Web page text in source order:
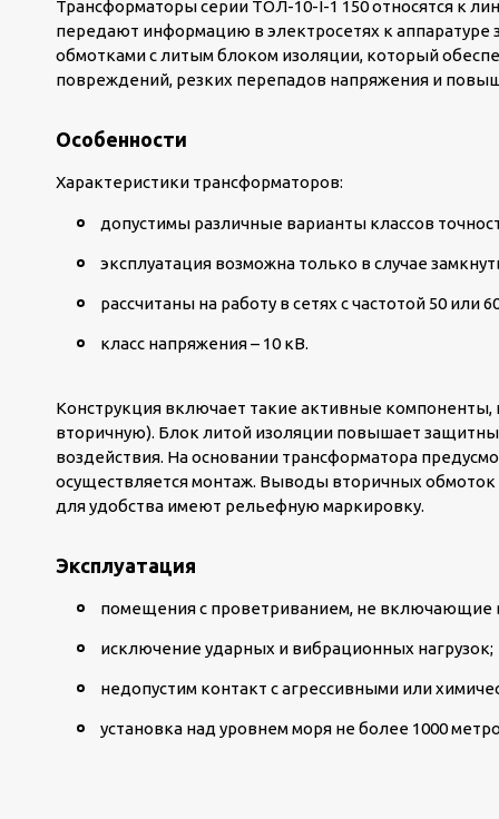
Трансформаторы серии ТОЛ-10-I-1 150 относятся к
передают информацию в электросетях к
обмотками с литым блоком изоляции, который
повреждений, резких перепадов напряжения и
Особенности
Характеристики трансформаторов:
допустимы различные варианты классов
эксплуатация возможна только в случае
рассчитаны на работу в сетях с частотой 50 или
класс напряжения – 10 кВ.
Конструкция включает такие активные
вторичную). Блок литой изоляции повышает
воздействия. На основании трансформатора
осуществляется монтаж. Выводы вторичных
для удобства имеют рельефную маркировку.
Эксплуатация
помещения с проветриванием, не включающие
исключение ударных и вибрационных нагрузок;
недопустим контакт с агрессивными или
установка над уровнем моря не более 1000